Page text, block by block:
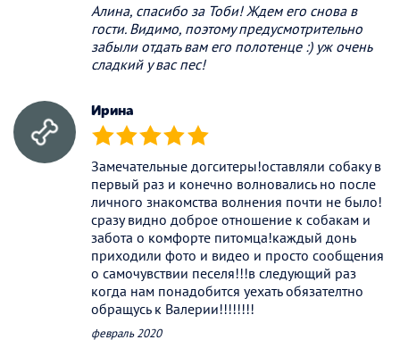
Алина, спасибо за Тоби! Ждем его снова в
гости. Видимо, поэтому предусмотрительно
забыли отдать вам его полотенце :) уж очень
сладкий у вас пес!
Ирина
(*) (*) (*) (*) (*)
Замечательные догситеры!оставляли собаку в
первый раз и конечно волновались но после
личного знакомства волнения почти не было!
сразу видно доброе отношение к собакам и
забота о комфорте питомца!каждый донь
приходили фото и видео и просто сообщения
о самочувствии песеля!!!в следующий раз
когда нам понадобится уехать обязателтно
обращусь к Валерии!!!!!!!!
февраль 2020